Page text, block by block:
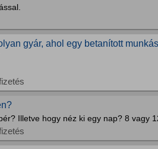
gyár, ahol egy betanított
Illetve hogy néz ki egy nap? 8 vagy